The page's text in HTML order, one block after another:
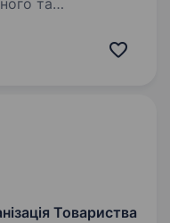
Товариства